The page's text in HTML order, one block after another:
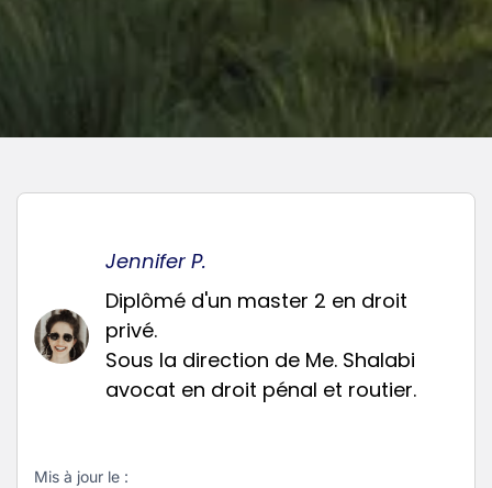
Jennifer P.
Diplômé d'un master 2 en droit
privé.
Sous la direction de Me. Shalabi
avocat en droit pénal et routier.
Mis à jour le :